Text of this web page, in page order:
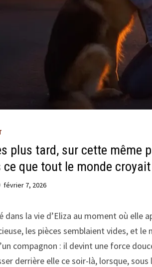
plus tard, sur cette même
ce que tout le monde croyait
février 7, 2026
dans la vie d’Eliza au moment où elle
les pièces semblaient vides, et
compagnon : il devint une force
derrière elle ce soir-là, lorsque,